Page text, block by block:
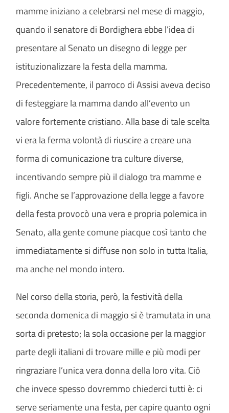
mamme iniziano a celebrarsi nel mese di maggio,
quando il senatore di Bordighera ebbe l’idea di
presentare al Senato un disegno di legge per
istituzionalizzare la festa della mamma.
Precedentemente, il parroco di Assisi aveva deciso
di festeggiare la mamma dando all’evento un
valore fortemente cristiano. Alla base di tale scelta
vi era la ferma volontà di riuscire a creare una
forma di comunicazione tra culture diverse,
incentivando sempre più il dialogo tra mamme e
figli. Anche se l’approvazione della legge a favore
della festa provocò una vera e propria polemica in
Senato, alla gente comune piacque così tanto che
immediatamente si diffuse non solo in tutta Italia,
ma anche nel mondo intero.
Nel corso della storia, però, la festività della
seconda domenica di maggio si è tramutata in una
sorta di pretesto; la sola occasione per la maggior
parte degli italiani di trovare mille e più modi per
ringraziare l’unica vera donna della loro vita. Ciò
che invece spesso dovremmo chiederci tutti è: ci
serve seriamente una festa, per capire quanto ogni